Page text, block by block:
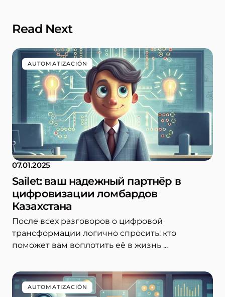
Read Next
AUTOMATIZACIÓN
07.01.2025
Sailet: ваш надежный партнёр в
цифровизации ломбардов
Казахстана
После всех разговоров о цифровой
трансформации логично спросить: кто
поможет вам воплотить её в жизнь ...
AUTOMATIZACIÓN